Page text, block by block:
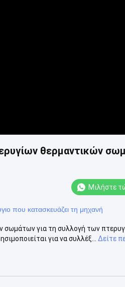
θερμαντικών
Μιλήστε
που κατασκευάζει τη μηχανή
για τη συλλογή των
για να συλλέξ...
Δείτε